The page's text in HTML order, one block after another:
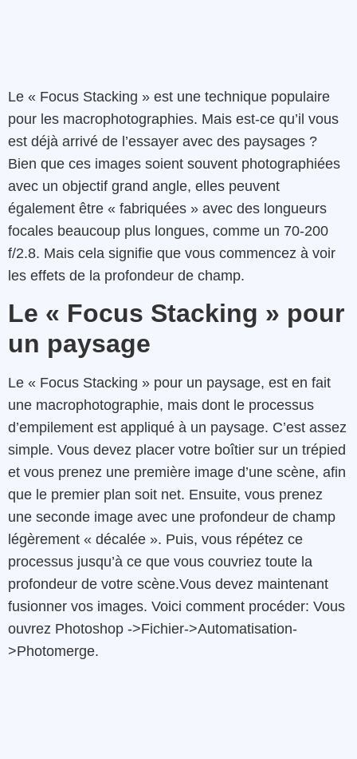
Le « Focus Stacking » est une technique populaire
pour les macrophotographies. Mais est-ce qu’il vous
est déjà arrivé de l’essayer avec des paysages ?
Bien que ces images soient souvent photographiées
avec un objectif grand angle, elles peuvent
également être « fabriquées » avec des longueurs
focales beaucoup plus longues, comme un 70-200
f/2.8. Mais cela signifie que vous commencez à voir
les effets de la profondeur de champ.
Le « Focus Stacking » pour
un paysage
Le « Focus Stacking » pour un paysage, est en fait
une macrophotographie, mais dont le processus
d’empilement est appliqué à un paysage. C’est assez
simple. Vous devez placer votre boîtier sur un trépied
et vous prenez une première image d’une scène, afin
que le premier plan soit net. Ensuite, vous prenez
une seconde image avec une profondeur de champ
légèrement « décalée ». Puis, vous répétez ce
processus jusqu’à ce que vous couvriez toute la
profondeur de votre scène.Vous devez maintenant
fusionner vos images. Voici comment procéder: Vous
ouvrez Photoshop ->Fichier->Automatisation-
>Photomerge.